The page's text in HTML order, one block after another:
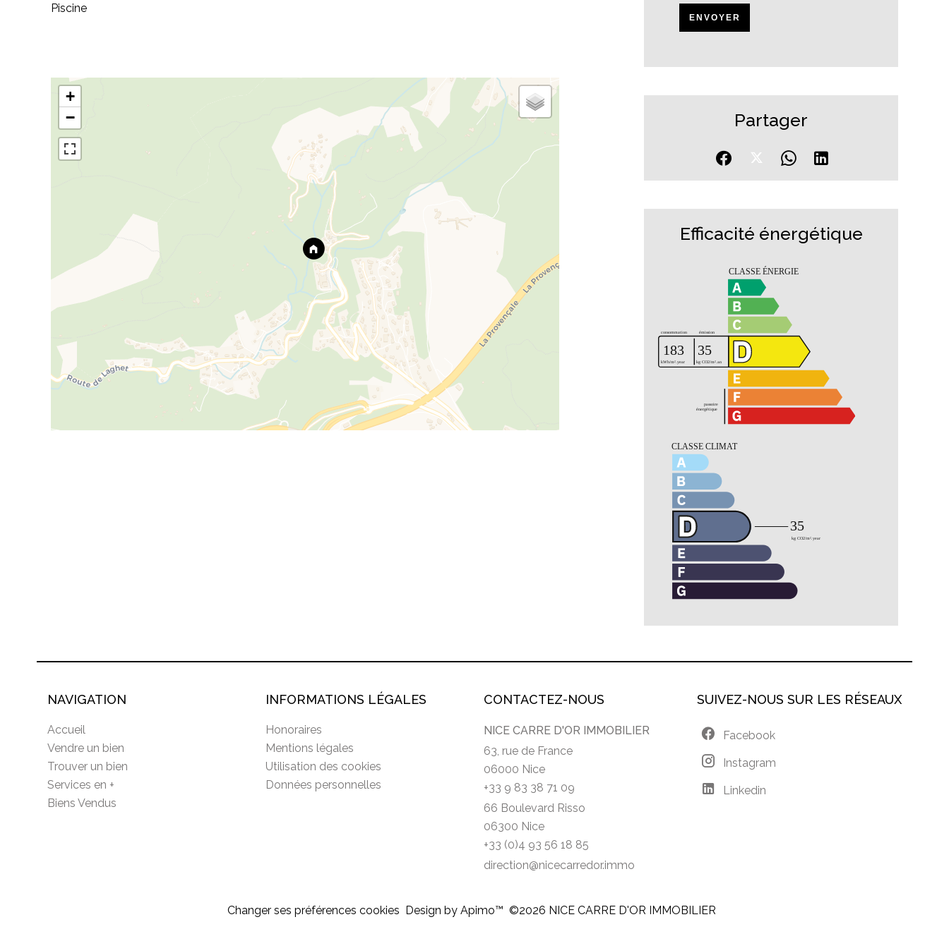
Piscine
+
−
ENVOYER
Partager
Efficacité énergétique
NAVIGATION
Accueil
Vendre un bien
Trouver un bien
Services en +
Biens Vendus
INFORMATIONS LÉGALES
Honoraires
Mentions légales
Utilisation des cookies
Données personnelles
CONTACTEZ-NOUS
NICE CARRE D'OR IMMOBILIER
63, rue de France
06000 Nice
+33 9 83 38 71 09
66 Boulevard Risso
06300 Nice
+33 (0)4 93 56 18 85
direction@nicecarredor.immo
SUIVEZ-NOUS SUR LES RÉSEAUX
Facebook
Instagram
Linkedin
Changer ses préférences cookies Design by Apimo™ ©2026 NICE CARRE D'OR IMMOBILIER